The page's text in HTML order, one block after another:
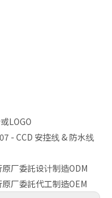
LOGO
- CCD 安控线 & 防水线
厂委託设计制造ODM
厂委託代工制造OEM